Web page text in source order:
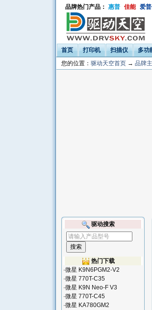
品牌热门产品： 惠普 佳能 爱
首页 打印机 扫描仪 多功
您的位置： 驱动天空首页 → 品牌
驱动搜索
热门下载
·微星 K9N6PGM2-V2
·微星 770T-C35
·微星 K9N Neo-F V3
·微星 770T-C45
·微星 KA780GM2